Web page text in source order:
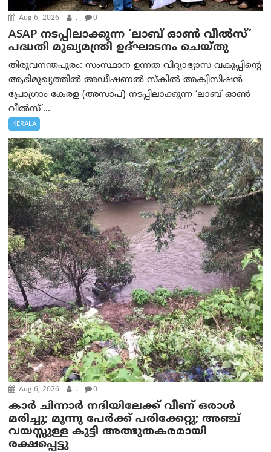
Aug 6, 2026 . 0
ASAP നടപ്പിലാക്കുന്ന ‘ലാബ് ഓൺ വീൽസ്’
പദ്ധതി മുഖ്യമന്ത്രി ഉദ്ഘാടനം ചെയ്തു
തിരുവനന്തപുരം: സംസ്ഥാന ഉന്നത വിദ്യാഭ്യാസ വകുപ്പിന്റെ
ആഭിമുഖ്യത്തിൽ അഡീഷണൽ സ്കിൽ അക്വിസിഷൻ
പ്രോഗ്രാം കേരള (അസാപ്) നടപ്പിലാക്കുന്ന ‘ലാബ് ഓൺ
വീൽസ്’...
KERALA
Aug 6, 2026 . 0
കാര്‍ ചിന്നാര്‍ നദിയിലേക്ക് വീണ് ഒരാള്‍
മരിച്ചു; മൂന്നു പേര്‍ക്ക് പരിക്കേറ്റു; അഞ്ച്
വയസ്സുള്ള കുട്ടി അത്ഭുതകരമായി
രക്ഷപ്പെട്ടു